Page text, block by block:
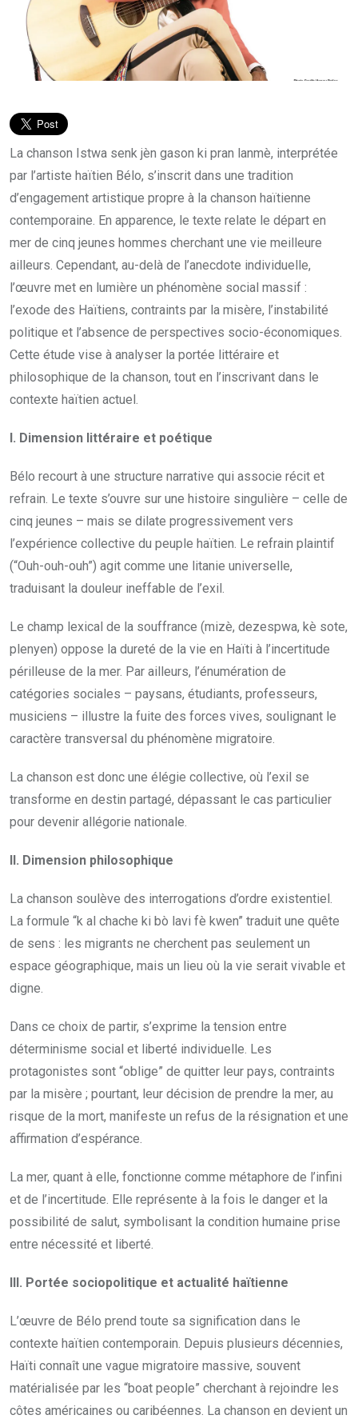
La chanson Istwa senk jèn gason ki pran lanmè, interprétée
par l’artiste haïtien Bélo, s’inscrit dans une tradition
d’engagement artistique propre à la chanson haïtienne
contemporaine. En apparence, le texte relate le départ en
mer de cinq jeunes hommes cherchant une vie meilleure
ailleurs. Cependant, au-delà de l’anecdote individuelle,
l’œuvre met en lumière un phénomène social massif :
l’exode des Haïtiens, contraints par la misère, l’instabilité
politique et l’absence de perspectives socio-économiques.
Cette étude vise à analyser la portée littéraire et
philosophique de la chanson, tout en l’inscrivant dans le
contexte haïtien actuel.
I. Dimension littéraire et poétique
Bélo recourt à une structure narrative qui associe récit et
refrain. Le texte s’ouvre sur une histoire singulière – celle de
cinq jeunes – mais se dilate progressivement vers
l’expérience collective du peuple haïtien. Le refrain plaintif
(“Ouh-ouh-ouh”) agit comme une litanie universelle,
traduisant la douleur ineffable de l’exil.
Le champ lexical de la souffrance (mizè, dezespwa, kè sote,
plenyen) oppose la dureté de la vie en Haïti à l’incertitude
périlleuse de la mer. Par ailleurs, l’énumération de
catégories sociales – paysans, étudiants, professeurs,
musiciens – illustre la fuite des forces vives, soulignant le
caractère transversal du phénomène migratoire.
La chanson est donc une élégie collective, où l’exil se
transforme en destin partagé, dépassant le cas particulier
pour devenir allégorie nationale.
II. Dimension philosophique
La chanson soulève des interrogations d’ordre existentiel.
La formule “k al chache ki bò lavi fè kwen” traduit une quête
de sens : les migrants ne cherchent pas seulement un
espace géographique, mais un lieu où la vie serait vivable et
digne.
Dans ce choix de partir, s’exprime la tension entre
déterminisme social et liberté individuelle. Les
protagonistes sont “oblige” de quitter leur pays, contraints
par la misère ; pourtant, leur décision de prendre la mer, au
risque de la mort, manifeste un refus de la résignation et une
affirmation d’espérance.
La mer, quant à elle, fonctionne comme métaphore de l’infini
et de l’incertitude. Elle représente à la fois le danger et la
possibilité de salut, symbolisant la condition humaine prise
entre nécessité et liberté.
III. Portée sociopolitique et actualité haïtienne
L’œuvre de Bélo prend toute sa signification dans le
contexte haïtien contemporain. Depuis plusieurs décennies,
Haïti connaît une vague migratoire massive, souvent
matérialisée par les “boat people” cherchant à rejoindre les
côtes américaines ou caribéennes. La chanson en devient un